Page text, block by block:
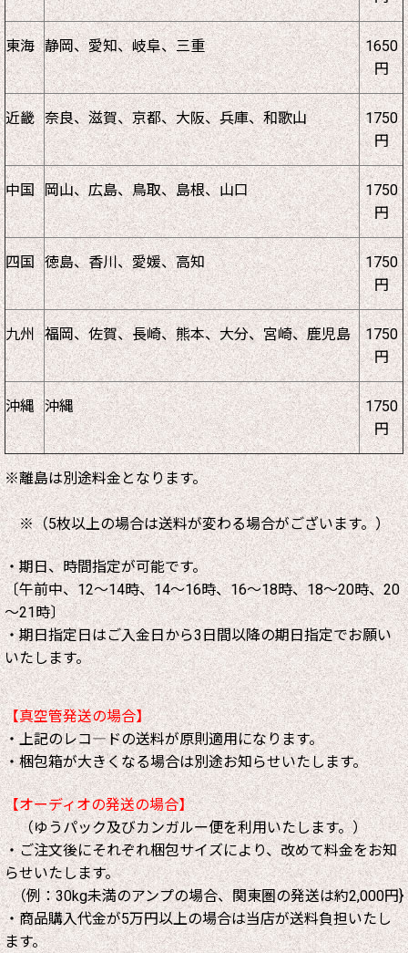
東海 静岡、愛知、岐阜、三重
1650
円
近畿 奈良、滋賀、京都、大阪、兵庫、和歌山
1750
円
中国 岡山、広島、鳥取、島根、山口
1750
円
四国 徳島、香川、愛媛、高知
1750
円
九州 福岡、佐賀、長崎、熊本、大分、宮崎、鹿児島
1750
円
沖縄 沖縄
1750
円
※離島は別途料金となります。
※（5枚以上の場合は送料が変わる場合がございます。）
・期日、時間指定が可能です。
〔午前中、12～14時、14～16時、16～18時、18～20時、20
～21時〕
・期日指定日はご入金日から3日間以降の期日指定でお願い
いたします。
【真空管発送の場合】
・上記のレコ―ドの送料が原則適用になります。
・梱包箱が大きくなる場合は別途お知らせいたします。
【オーディオの発送の場合】
（ゆうパック及びカンガルー便を利用いたします。）
・ご注文後にそれぞれ梱包サイズにより、改めて料金をお知
らせいたします。
（例：30kg未満のアンプの場合、関東圏の発送は約2,000円}
・商品購入代金が5万円以上の場合は当店が送料負担いたし
ます。